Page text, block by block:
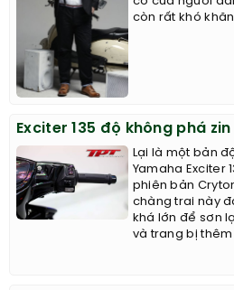
còn rất khó
Exciter 135 độ không phá
Lại là một bản
Yamaha Exciter
phiên bản
chàng trai này
khá lớn để sơn
và trang bị